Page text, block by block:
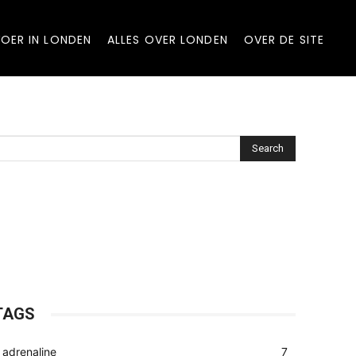
IN LONDEN ALLES OVER LONDEN OVER DE SITE
Search
adrenaline
7